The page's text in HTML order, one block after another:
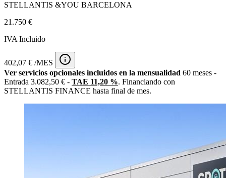
STELLANTIS &YOU BARCELONA
21.750 €
IVA Incluido
402,07 € /MES
Ver servicios opcionales incluidos en la mensualidad 60 meses -
Entrada 3.082,50 € - TAE 11,20 %. Financiando con
STELLANTIS FINANCE hasta final de mes.